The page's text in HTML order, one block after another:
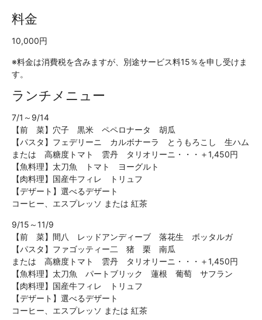
料金
10,000円
※料金は消費税を含みますが、別途サービス料15％を申し受けま
す。
ランチメニュー
7/1～9/14
【前 菜】穴子 黒米 ペペロナータ 胡瓜
【パスタ】フェデリーニ カルボナーラ とうもろこし 生ハム
または 高糖度トマト 雲丹 タリオリーニ・・・＋1,450円
【魚料理】太刀魚 トマト ヨーグルト
【肉料理】国産牛フィレ トリュフ
【デザート】選べるデザート
コーヒー、エスプレッソ または 紅茶
9/15～11/9
【前 菜】間八 レッドアンディーブ 落花生 ボッタルガ
【パスタ】ファゴッティー二 猪 栗 南瓜
または 高糖度トマト 雲丹 タリオリーニ・・・＋1,450円
【魚料理】太刀魚 パートブリック 蓮根 葡萄 サフラン
【肉料理】国産牛フィレ トリュフ
【デザート】選べるデザート
コーヒー、エスプレッソ または 紅茶